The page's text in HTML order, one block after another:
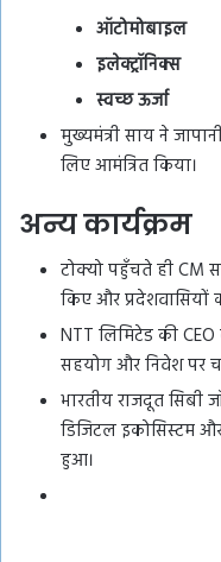
ऑटोमोबाइल
इलेक्ट्रॉनिक्स
स्वच्छ ऊर्जा
मुख्यमंत्री साय ने
लिए आमंत्रित किया।
अन्य कार्यक्रम
टोक्यो पहुँचते ही CM
किए और प्रदेशवासियों
NTT लिमिटेड की
सहयोग और निवेश पर
भारतीय राजदूत सिबी
डिजिटल इकोसिस्टम
हुआ।